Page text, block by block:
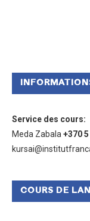
Service des cours:
Meda Zabala+370
COURS DE